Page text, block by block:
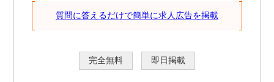
質問に答えるだけで簡単に求人広告を掲載
完全無料 即日掲載